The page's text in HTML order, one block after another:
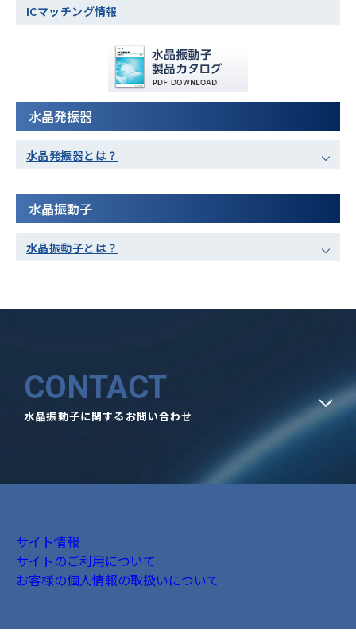
ICマッチング情報
水晶発振器
水晶発振器とは？
水晶振動子
水晶振動子とは？
CONTACT
水晶振動子に関するお問い合わせ
サイト情報
サイトのご利用について
お客様の個人情報の取扱いについて